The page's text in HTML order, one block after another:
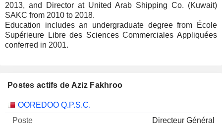
2013, and Director at United Arab Shipping Co. (Kuwait)
SAKC from 2010 to 2018.
Education includes an undergraduate degree from École
Supérieure Libre des Sciences Commerciales Appliquées
conferred in 2001.
Postes actifs de Aziz Fakhroo
Sociétés Poste Début
OOREDOO Q.P.S.C.
Directeur Général